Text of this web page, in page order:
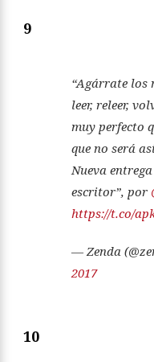
9
“Agárrate los
leer, releer,
muy perfecto
que no será
Nueva
escritor”, por
https://t.co/
— Zenda
2017
10